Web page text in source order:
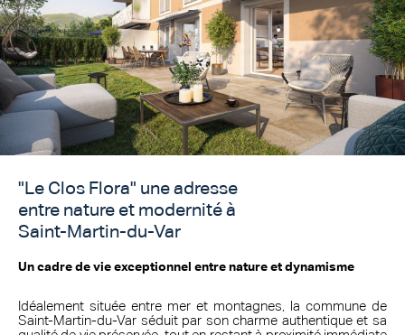
"Le Clos Flora" une adresse
entre nature et modernité à
Saint-Martin-du-Var
Un cadre de vie exceptionnel entre nature et dynamisme
Idéalement située entre mer et montagnes, la commune de
Saint-Martin-du-Var séduit par son charme authentique et sa